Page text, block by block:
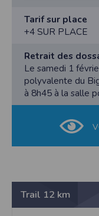
Tarif sur place
+4 SUR PLACE
Retrait des
Le samedi 1
polyvalente du
à 8h45 à la salle
Trail 12 km